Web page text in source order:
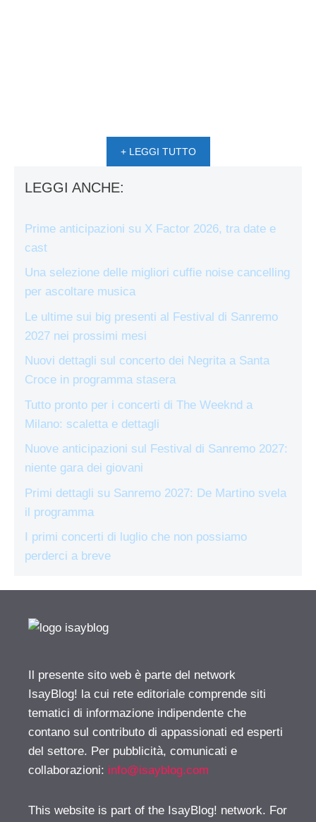
+ LEGGI TUTTO
LEGGI ANCHE:
Prime anticipazioni su X Factor 2026, tra date e
cast
Una selezione delle migliori cuffie noise cancelling
per ascoltare musica
Le ultime sui big presenti al Festival di Sanremo
2027 nei prossimi mesi
Nuovi dettagli sul concerto dei Negrita a Santa
Croce in programma stasera
Tutto pronto per i concerti di The Weeknd a
Milano: scaletta e dettagli
Nuove anticipazioni sul Festival di Sanremo 2027:
niente gara dei giovani
Primi dettagli su Sanremo 2027: De Martino svela
il programma
I primi concerti di luglio che non possiamo
perderci a breve
Il presente sito web è parte del network
IsayBlog! la cui rete editoriale comprende siti
tematici di informazione indipendente che
contano sul contributo di appassionati ed esperti
del settore. Per pubblicità, comunicati e
collaborazioni: info@isayblog.com
This website is part of the IsayBlog! network. For